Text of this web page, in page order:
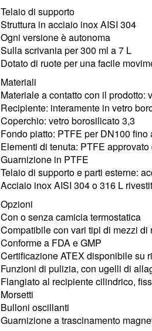
Telaio di supporto
Struttura in acciaio inox AISI 304
Ogni versione è autonoma
Sulla scrivania per 300 ml a 7 L
Dotato di ruote per una facile
Materiali
Materiale a contatto con il prodotto:
Recipiente: interamente in vetro
Coperchio: vetro borosilicato 3,3
Fondo piatto: PTFE per DN100
Elementi di tenuta: PTFE
Guarnizione in PTFE
Telaio di supporto e parti esterne:
Acciaio inox AISI 304 o 316 L
Opzioni
Con o senza camicia termostatica
Compatibile con vari tipi di mezzi
Conforme a FDA e GMP
Certificazione ATEX disponibile su
Funzioni di pulizia, con ugelli di
Flangiato al recipiente cilindrico,
Morsetti
Bulloni oscillanti
Guarnizione a trascinamento